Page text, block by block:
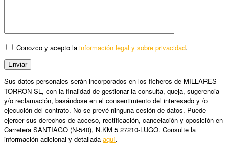
Conozco y acepto la información legal y sobre privacidad.
Sus datos personales serán incorporados en los ficheros de MILLARES
TORRON SL, con la finalidad de gestionar la consulta, queja, sugerencia
y/o reclamación, basándose en el consentimiento del interesado y /o
ejecución del contrato. No se prevé ninguna cesión de datos. Puede
ejercer sus derechos de acceso, rectificación, cancelación y oposición en
Carretera SANTIAGO (N-540), N.KM 5 27210-LUGO. Consulte la
información adicional y detallada aquí.